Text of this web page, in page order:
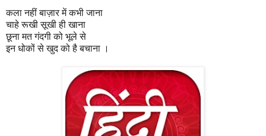
कला नहीं बाज़ार में कभी जाना
चाहे रूखी सूखी ही खाना
छूना मत गंदगी को भूले से
इन धोकों से खुद को है बचाना ।